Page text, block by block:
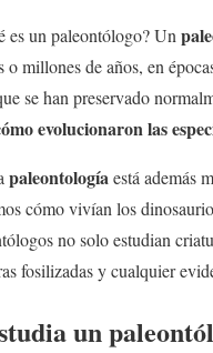
es un paleontólogo? Un
o millones de años, en
se han preservado
evolucionaron las
paleontologíaestá además
cómo vivían los
no solo estudian
fosilizadas y cualquier
un